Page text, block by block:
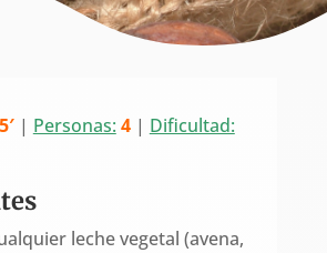
| Personas: 4| Dificultad:
leche vegetal (avena,